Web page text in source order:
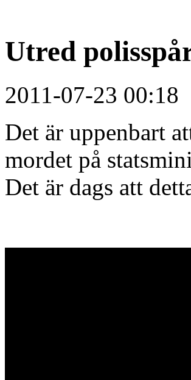
Utred
2011-07-23 00:18
Det är uppenbart
mordet på
Det är dags att